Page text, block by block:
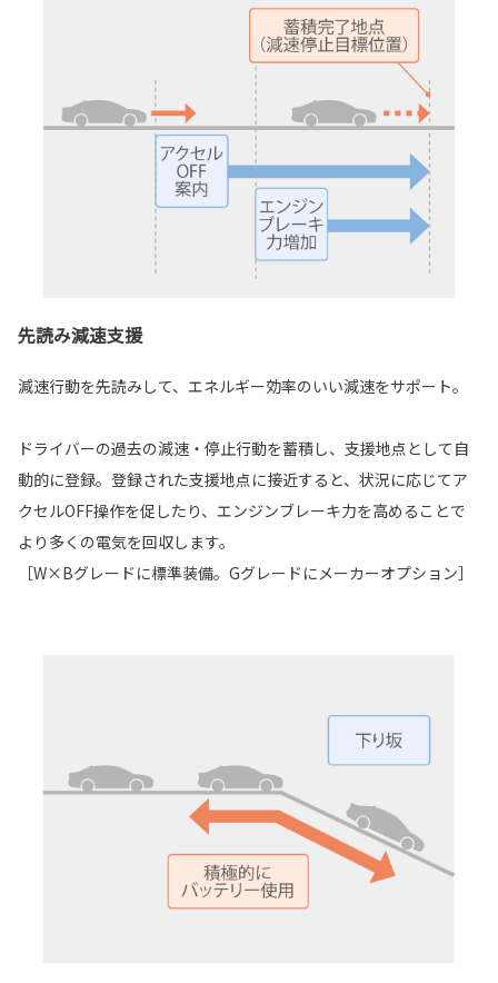
先読み減速支援
減速行動を先読みして、エネルギー効率のいい減速をサポート。
ドライバーの過去の減速・停止行動を蓄積し、支援地点として自
動的に登録。登録された支援地点に接近すると、状況に応じてア
クセルOFF操作を促したり、エンジンブレーキ力を高めることで
より多くの電気を回収します。
［W×Bグレードに標準装備。Gグレードにメーカーオプション］